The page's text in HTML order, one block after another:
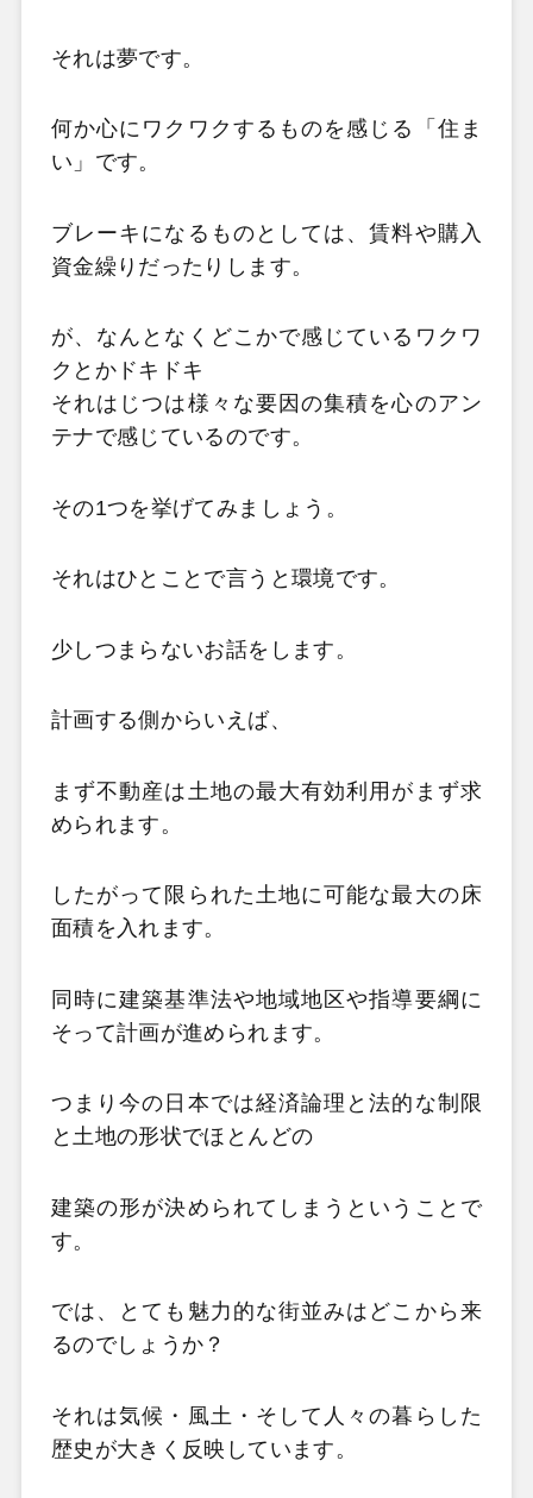
それは夢です。
何か心にワクワクするものを感じる「住ま
い」です。
ブレーキになるものとしては、賃料や購入
資金繰りだったりします。
が、なんとなくどこかで感じているワクワ
クとかドキドキ
それはじつは様々な要因の集積を心のアン
テナで感じているのです。
その1つを挙げてみましょう。
それはひとことで言うと環境です。
少しつまらないお話をします。
計画する側からいえば、
まず不動産は土地の最大有効利用がまず求
められます。
したがって限られた土地に可能な最大の床
面積を入れます。
同時に建築基準法や地域地区や指導要綱に
そって計画が進められます。
つまり今の日本では経済論理と法的な制限
と土地の形状でほとんどの
建築の形が決められてしまうということで
す。
では、とても魅力的な街並みはどこから来
るのでしょうか？
それは気候・風土・そして人々の暮らした
歴史が大きく反映しています。